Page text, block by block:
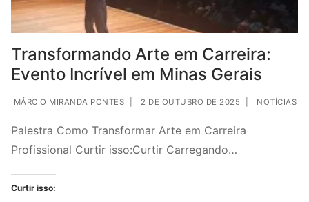
Transformando Arte em Carreira:
Evento Incrível em Minas Gerais
MÁRCIO MIRANDA PONTES 2 DE OUTUBRO DE 2025 NOTÍCIAS
Palestra Como Transformar Arte em Carreira
Profissional Curtir isso:Curtir Carregando…
Curtir isso: